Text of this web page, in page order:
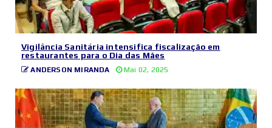
Vigilância Sanitária intensifica fiscalização em
restaurantes para o Dia das Mães
ANDERSON MIRANDA Mai 02, 2025